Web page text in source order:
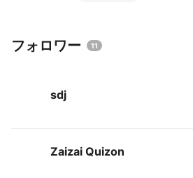
フォロワー 11
sdj
Zaizai Quizon